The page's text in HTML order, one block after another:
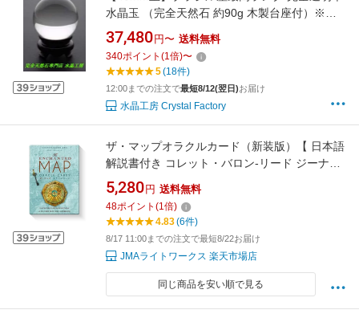
水晶玉 （完全天然石 約90g 木製台座付）※公
式鑑別書の別手配も可能
37,480 円〜 送料無料
340ポイント (1 倍)〜
5(18件)
12:00までの注文で最短8/12(翌日)お届け
水晶工房 Crystal Factory
ザ・マップオラクルカード（新装版）【 日本語
解説書付き コレット・バロン-リード ジーナ・
デラグロッタグリア オラクルカード 】
5,280 円 送料無料
48ポイント (1 倍)
4.83(6件)
8/17 11:00までの注文で最短8/22お届け
JMAライトワークス 楽天市場店
同じ商品を安い順で見る